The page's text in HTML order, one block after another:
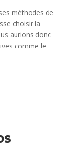
méthodes de
choisir la
aurions donc
comme le